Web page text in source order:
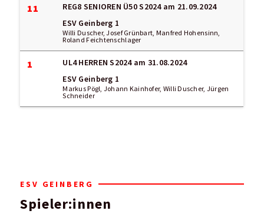
11 REG8 SENIOREN Ü50 S2024am 21.09.2024
ESV Geinberg 1
Willi Duscher, Josef Grünbart, Manfred Hohensinn,
Roland Feichtenschlager
1 UL4 HERREN S2024am 31.08.2024
ESV Geinberg 1
Markus Pögl, Johann Kainhofer, Willi Duscher, Jürgen
Schneider
ESV GEINBERG
Spieler:innen